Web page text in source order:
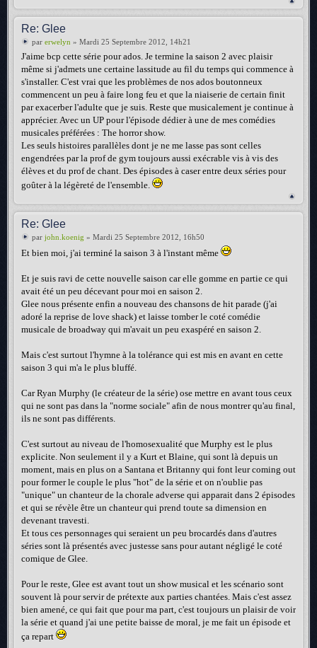
Re: Glee
par erwelyn » Mardi 25 Septembre 2012, 14h21
J'aime bcp cette série pour ados. Je termine la saison 2 avec plaisir
même si j'admets une certaine lassitude au fil du temps qui commence à
s'installer. C'est vrai que les problèmes de nos ados boutonneux
commencent un peu à faire long feu et que la niaiserie de certain finit
par exacerber l'adulte que je suis. Reste que musicalement je continue à
apprécier. Avec un UP pour l'épisode dédier à une de mes comédies
musicales préférées : The horror show.
Les seuls histoires parallèles dont je ne me lasse pas sont celles
engendrées par la prof de gym toujours aussi exécrable vis à vis des
élèves et du prof de chant. Des épisodes à caser entre deux séries pour
goûter à la légèreté de l'ensemble.
Re: Glee
par john.koenig » Mardi 25 Septembre 2012, 16h50
Et bien moi, j'ai terminé la saison 3 à l'instant même
Et je suis ravi de cette nouvelle saison car elle gomme en partie ce qui
avait été un peu décevant pour moi en saison 2.
Glee nous présente enfin a nouveau des chansons de hit parade (j'ai
adoré la reprise de love shack) et laisse tomber le coté comédie
musicale de broadway qui m'avait un peu exaspéré en saison 2.
Mais c'est surtout l'hymne à la tolérance qui est mis en avant en cette
saison 3 qui m'a le plus bluffé.
Car Ryan Murphy (le créateur de la série) ose mettre en avant tous ceux
qui ne sont pas dans la "norme sociale" afin de nous montrer qu'au final,
ils ne sont pas différents.
C'est surtout au niveau de l'homosexualité que Murphy est le plus
explicite. Non seulement il y a Kurt et Blaine, qui sont là depuis un
moment, mais en plus on a Santana et Britanny qui font leur coming out
pour former le couple le plus "hot" de la série et on n'oublie pas
"unique" un chanteur de la chorale adverse qui apparait dans 2 épisodes
et qui se révèle être un chanteur qui prend toute sa dimension en
devenant travesti.
Et tous ces personnages qui seraient un peu brocardés dans d'autres
séries sont là présentés avec justesse sans pour autant négligé le coté
comique de Glee.
Pour le reste, Glee est avant tout un show musical et les scénario sont
souvent là pour servir de prétexte aux parties chantées. Mais c'est assez
bien amené, ce qui fait que pour ma part, c'est toujours un plaisir de voir
la série et quand j'ai une petite baisse de moral, je me fait un épisode et
ça repart